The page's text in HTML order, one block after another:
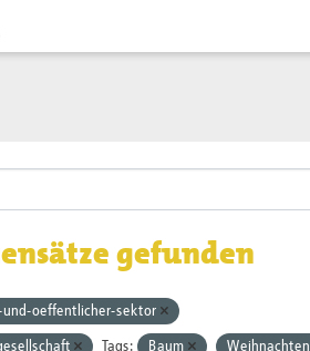
gefunden
oeffentlicher-sektor
Tags: Baum Weihnachten